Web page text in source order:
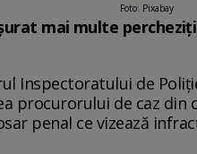
Foto: Pixabay
mai multe
Inspectoratului de
procurorului de caz
penal ce vizează